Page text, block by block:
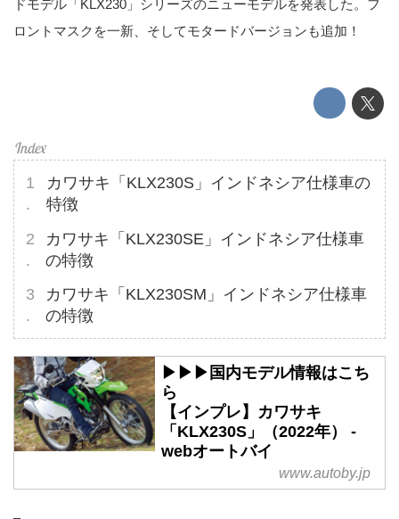
ドモデル「KLX230」シリーズのニューモデルを発表した。フ
ロントマスクを一新、そしてモタードバージョンも追加！
カワサキ「KLX230S」インドネシア仕様車の
特徴
カワサキ「KLX230SE」インドネシア仕様車
の特徴
カワサキ「KLX230SM」インドネシア仕様車
の特徴
▶▶▶国内モデル情報はこち
ら
【インプレ】カワサキ
「KLX230S」（2022年） -
webオートバイ
www.autoby.jp